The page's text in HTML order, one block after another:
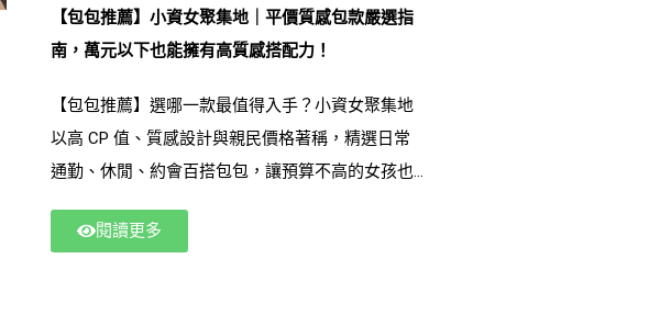
【包包推薦】小資女聚集地｜平價質感包款嚴選指
南，萬元以下也能擁有高質感搭配力！
【包包推薦】選哪一款最值得入手？小資女聚集地
以高 CP 值、質感設計與親民價格著稱，精選日常
通勤、休閒、約會百搭包包，讓預算不高的女孩也
納、設計風格與搭配延展性，推薦多款人氣包型，
閱讀更多